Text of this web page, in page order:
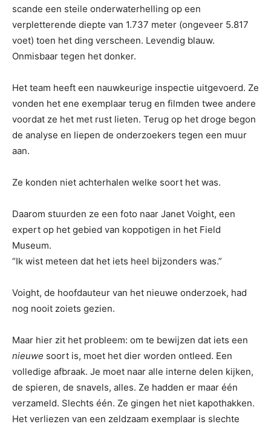
scande een steile onderwaterhelling op een
verpletterende diepte van 1.737 meter (ongeveer 5.817
voet) toen het ding verscheen. Levendig blauw.
Onmisbaar tegen het donker.
Het team heeft een nauwkeurige inspectie uitgevoerd. Ze
vonden het ene exemplaar terug en filmden twee andere
voordat ze het met rust lieten. Terug op het droge begon
de analyse en liepen de onderzoekers tegen een muur
aan.
Ze konden niet achterhalen welke soort het was.
Daarom stuurden ze een foto naar Janet Voight, een
expert op het gebied van koppotigen in het Field
Museum.
“Ik wist meteen dat het iets heel bijzonders was.”
Voight, de hoofdauteur van het nieuwe onderzoek, had
nog nooit zoiets gezien.
Maar hier zit het probleem: om te bewijzen dat iets een
nieuwe soort is, moet het dier worden ontleed. Een
volledige afbraak. Je moet naar alle interne delen kijken,
de spieren, de snavels, alles. Ze hadden er maar één
verzameld. Slechts één. Ze gingen het niet kapothakken.
Het verliezen van een zeldzaam exemplaar is slechte